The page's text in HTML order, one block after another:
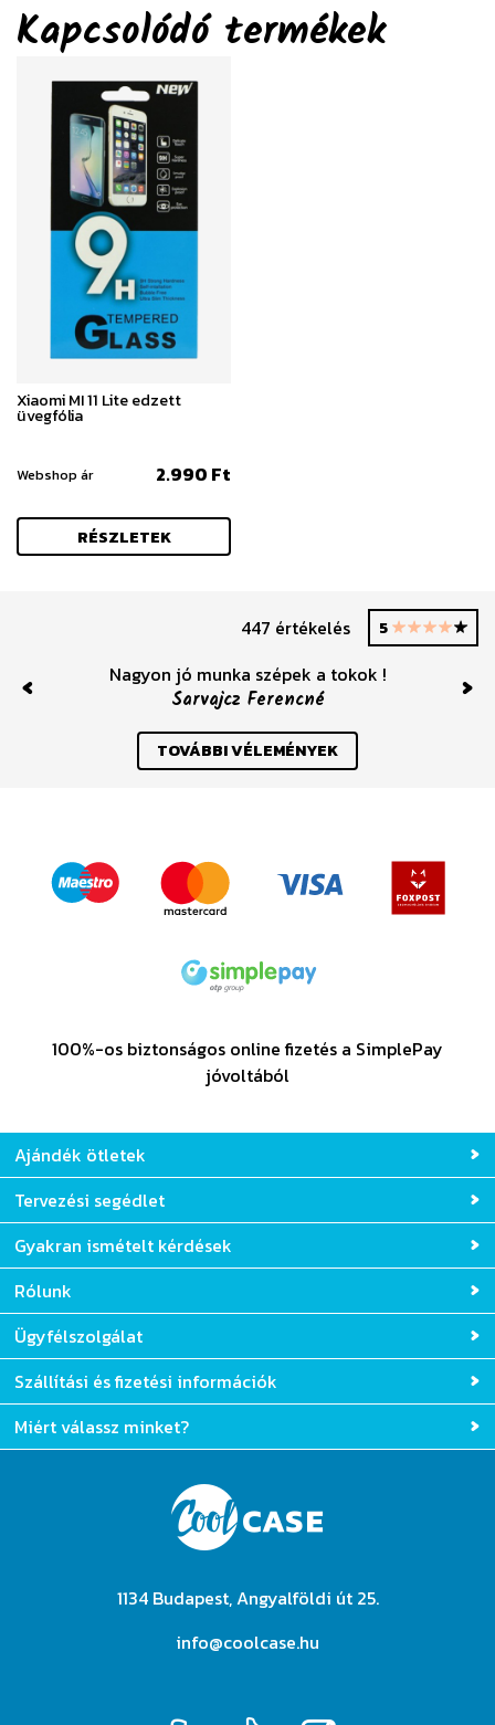
Kapcsolódó termékek
Xiaomi MI 11 Lite edzett
üvegfólia
Webshop ár 2.990 Ft
RÉSZLETEK
447 értékelés 5
Nagyon jó munka szépek a tokok !
Sarvajcz Ferencné
100%-os biztonságos online fizetés a SimplePay
Ajándék ötletek
Tervezési segédlet
Gyakran ismételt kérdések
Rólunk
Ügyfélszolgálat
Szállítási és fizetési információk
1134 Budapest, Angyalföldi út 25.